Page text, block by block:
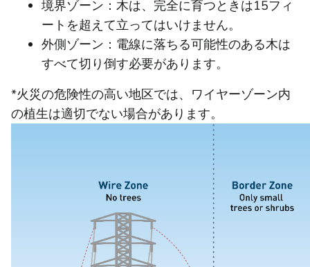
境界ゾーン：木は、完全に育つときは15フィ
ートを超えて立ってはいけません。
外側ゾーン：電線に落ちる可能性のある木は
すべて切り倒す必要があります。
*火災の危険性の高い地区では、ワイヤーゾーン内
の植生は適切でない場合があります。